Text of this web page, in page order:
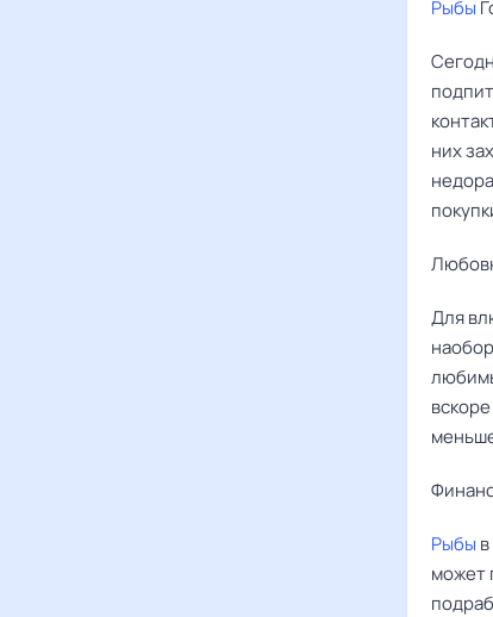
Рыбы
них
Для
Рыбы
может